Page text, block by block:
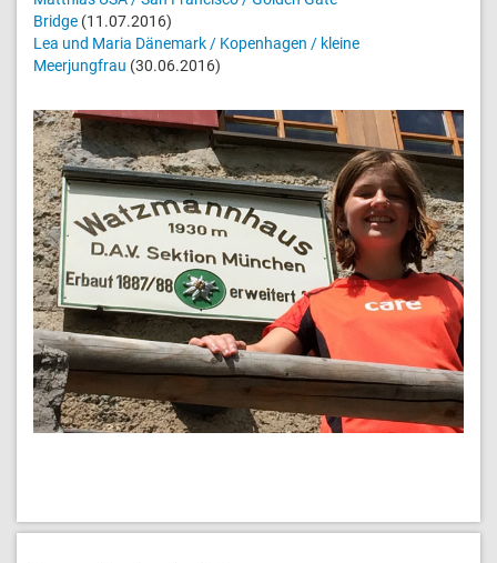
Bridge (11.07.2016)
Lea und Maria Dänemark / Kopenhagen / kleine
Meerjungfrau (30.06.2016)